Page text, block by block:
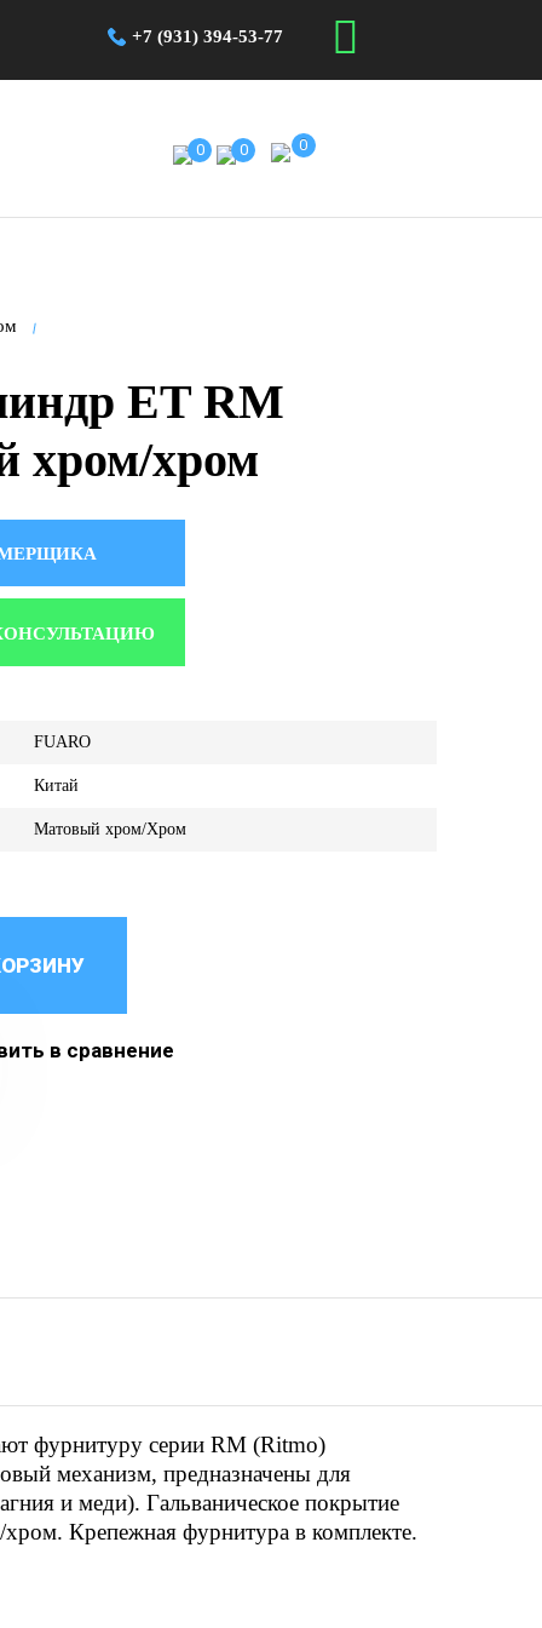
+7 (931) 394-53-77
0 0 0
ET RM
хром/хром
FUARO
Китай
Матовый хром/Хром
в сравнение
фурнитуру серии RM (Ritmo)
механизм, предназначены для
и меди). Гальваническое покрытие
Крепежная фурнитура в комплекте.